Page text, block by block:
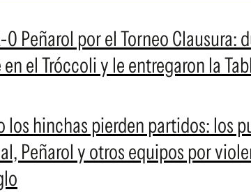
0 Peñarol por el Torneo Clausura:
el Tróccoli y le entregaron la
los hinchas pierden partidos: los
Peñarol y otros equipos por